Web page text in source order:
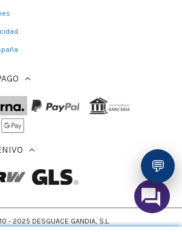
💬
- 2025 DESGUACE GANDIA, S.L.